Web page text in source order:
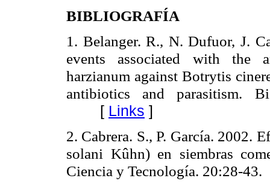
BIBLIOGRAFÍA
1. Belanger. R., N. Dufuor, J.
events associated with the
harzianum against Botrytis
antibiotics and parasitism.
[ Links ]
2. Cabrera. S., P. García. 2002.
solani Kûhn) en siembras
Ciencia y Tecnología. 20:28-43.